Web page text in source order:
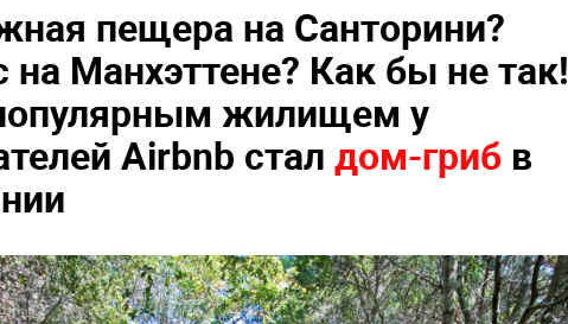
пещера на Санторини?
на Манхэттене? Как бы не так!
жилищем у
Airbnb стал дом-гриб в